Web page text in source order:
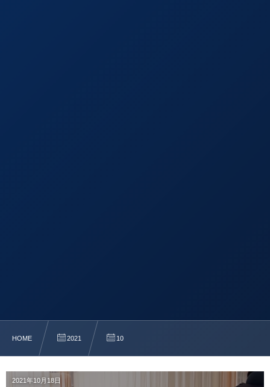
HOME 2021 10
2021年10月18日